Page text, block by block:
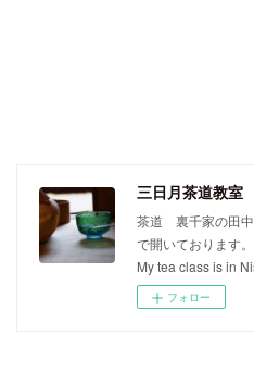
三日月茶道教室
茶道 裏千家の田中
で開いております
My tea class is in
フォロー